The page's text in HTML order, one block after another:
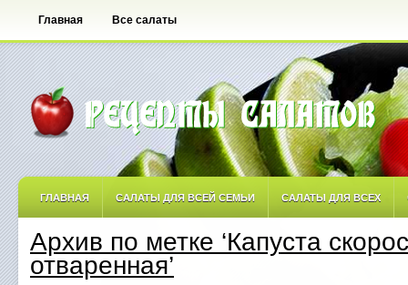
Главная Все салаты
ГЛАВНАЯ САЛАТЫ ДЛЯ ВСЕЙ СЕМЬИ САЛАТЫ ДЛЯ ВСЕХ
САЛАТЫ ОСТРЫЕ САЛАТЫ ПО АВТОРСКИМ РЕЦЕПТАМ
САЛАТЫ С ФРУКТАМИ
Архив по метке ‘Капуста
отваренная’